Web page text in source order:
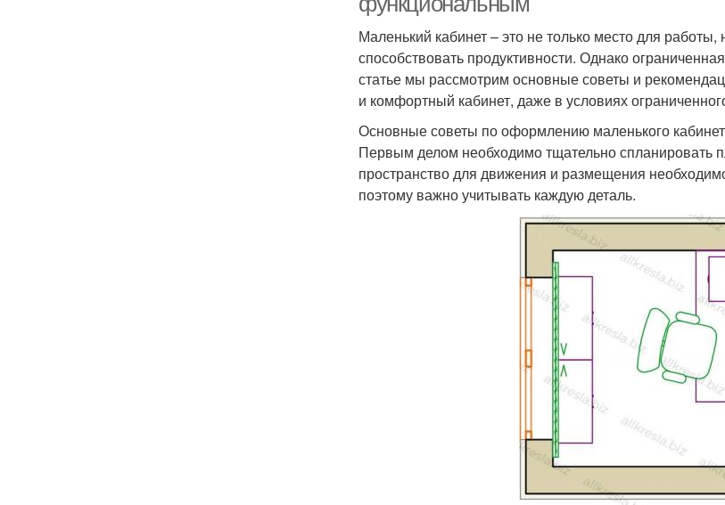
Маленький кабинет – это не только место для
способствовать продуктивности. Однако
статье мы рассмотрим основные советы и
и комфортный кабинет, даже в условиях
Основные советы по оформлению маленького
Первым делом необходимо тщательно спланировать
пространство для движения и размещения
поэтому важно учитывать каждую деталь.